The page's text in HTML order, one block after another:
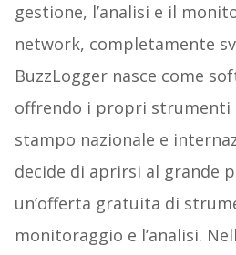
gestione, l’analisi e il
network, completamente
BuzzLogger nasce come
offrendo i propri strumenti
stampo nazionale e
decide di aprirsi al grande
un’offerta gratuita di
monitoraggio e l’analisi.